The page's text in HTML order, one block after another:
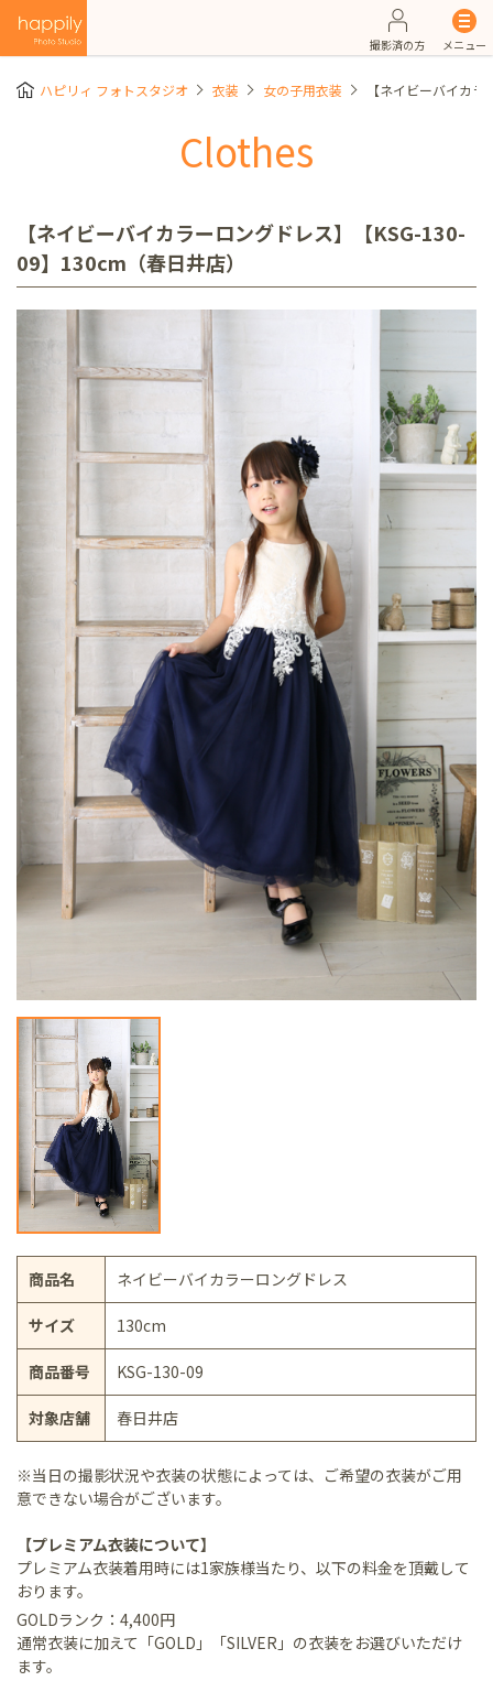
撮影済の方 メニュー
ハピリィ フォトスタジオ 衣装 女の子用衣装 【ネイビーバイカ
Clothes
【ネイビーバイカラーロングドレス】【KSG-130-
09】130cm（春日井店）
商品名 ネイビーバイカラーロングドレス
サイズ 130cm
商品番号 KSG-130-09
対象店舗 春日井店
※当日の撮影状況や衣装の状態によっては、ご希望の衣装がご用
意できない場合がございます。
【プレミアム衣装について】
プレミアム衣装着用時には1家族様当たり、以下の料金を頂戴して
おります。
GOLDランク：4,400円
通常衣装に加えて「GOLD」「SILVER」の衣装をお選びいただけ
ます。